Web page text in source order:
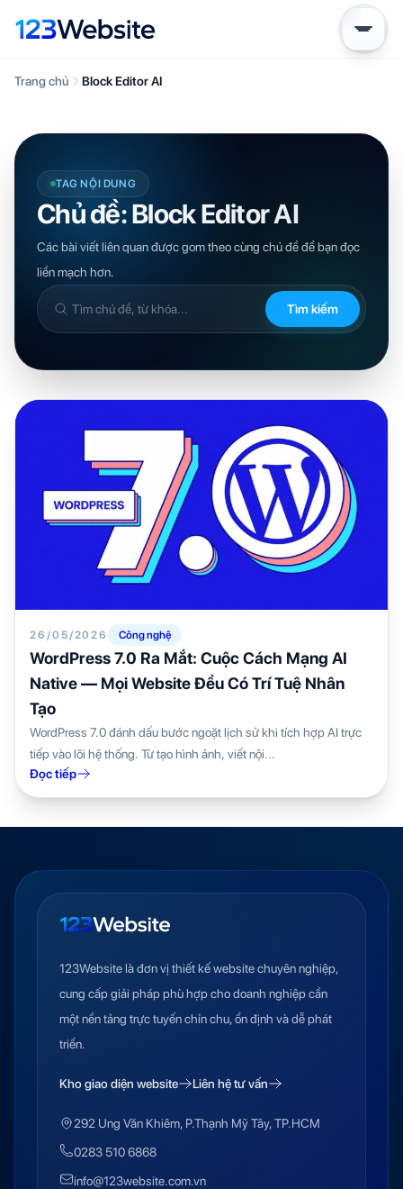
Trang chủ Block Editor AI
TAG NỘI DUNG
Chủ đề: Block Editor AI
Các bài viết liên quan được gom theo cùng chủ đề để bạn đọc
liền mạch hơn.
Tìm
trong
thức
Tìm kiếm
26/05/2026 Công nghệ
WordPress 7.0 Ra Mắt: Cuộc Cách Mạng AI
Native — Mọi Website Đều Có Trí Tuệ Nhân
Tạo
WordPress 7.0 đánh dấu bước ngoặt lịch sử khi tích hợp AI trực
tiếp vào lõi hệ thống. Từ tạo hình ảnh, viết nội...
Đọc tiếp
123Website là đơn vị thiết kế website chuyên nghiệp,
cung cấp giải pháp phù hợp cho doanh nghiệp cần
một nền tảng trực tuyến chỉn chu, ổn định và dễ phát
triển.
Kho giao diện website Liên hệ tư vấn
292 Ung Văn Khiêm, P.Thạnh Mỹ Tây, TP.HCM
0283 510 6868
info@123website.com.vn